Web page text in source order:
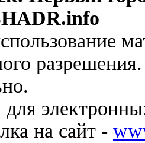
на сайт -